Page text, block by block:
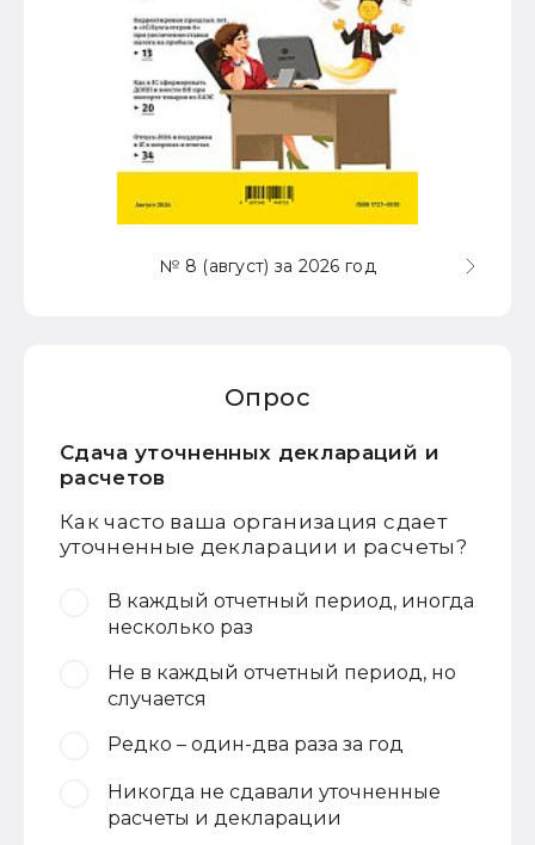
№ 8 (август) за 2026 год
Опрос
Сдача уточненных деклараций и
расчетов
Как часто ваша организация сдает
уточненные декларации и расчеты?
В каждый отчетный период, иногда
несколько раз
Не в каждый отчетный период, но
случается
Редко – один-два раза за год
Никогда не сдавали уточненные
расчеты и декларации